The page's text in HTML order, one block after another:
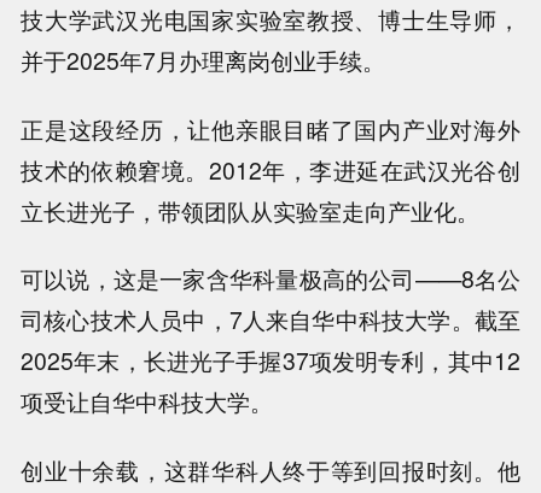
技大学武汉光电国家实验室教授、博士生导师，
并于2025年7月办理离岗创业手续。
正是这段经历，让他亲眼目睹了国内产业对海外
技术的依赖窘境。2012年，李进延在武汉光谷创
立长进光子，带领团队从实验室走向产业化。
可以说，这是一家含华科量极高的公司——8名公
司核心技术人员中，7人来自华中科技大学。截至
2025年末，长进光子手握37项发明专利，其中12
项受让自华中科技大学。
创业十余载，这群华科人终于等到回报时刻。他